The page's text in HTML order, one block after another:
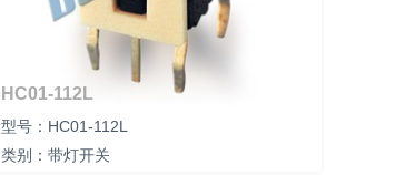
HC01-112L
型号：HC01-112L
类别：带灯开关